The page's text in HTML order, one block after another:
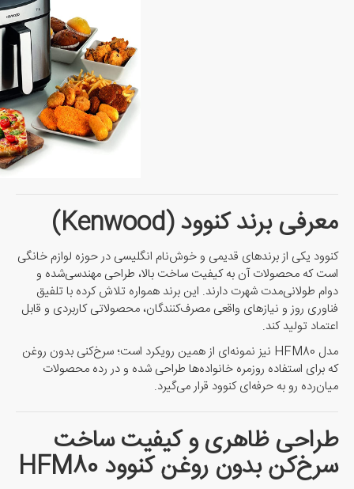
معرفی برند کنوود (Kenwood)
کنوود یکی از برندهای قدیمی و خوش‌نام انگلیسی در حوزه لوازم خانگی
است که محصولات آن به کیفیت ساخت بالا، طراحی مهندسی‌شده و
دوام طولانی‌مدت شهرت دارند. این برند همواره تلاش کرده با تلفیق
فناوری روز و نیازهای واقعی مصرف‌کنندگان، محصولاتی کاربردی و قابل
اعتماد تولید کند.
مدل HFM80 نیز نمونه‌ای از همین رویکرد است؛ سرخ‌کنی بدون روغن
که برای استفاده روزمره خانواده‌ها طراحی شده و در رده محصولات
میان‌رده رو به حرفه‌ای کنوود قرار می‌گیرد.
طراحی ظاهری و کیفیت ساخت
سرخ‌کن بدون روغن کنوود HFM80